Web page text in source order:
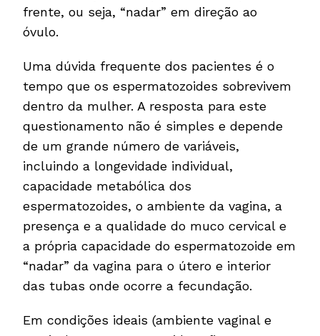
frente, ou seja, “nadar” em direção ao
óvulo.
Uma dúvida frequente dos pacientes é o
tempo que os espermatozoides sobrevivem
dentro da mulher. A resposta para este
questionamento não é simples e depende
de um grande número de variáveis,
incluindo a longevidade individual,
capacidade metabólica dos
espermatozoides, o ambiente da vagina, a
presença e a qualidade do muco cervical e
a própria capacidade do espermatozoide em
“nadar” da vagina para o útero e interior
das tubas onde ocorre a fecundação.
Em condições ideais (ambiente vaginal e